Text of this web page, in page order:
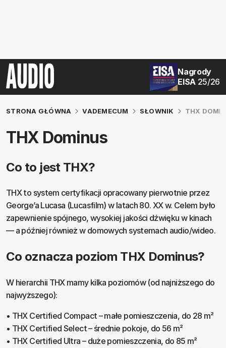
Nagrody
EISA 25/26
STRONA GŁÓWNA VADEMECUM SŁOWNIK THX
THX Dominus
Co to jest THX?
THX to system certyfikacji opracowany pierwotnie przez
George’a Lucasa (Lucasfilm) w latach 80. XX w. Celem było
zapewnienie spójnego, wysokiej jakości dźwięku w kinach
— a później również w domowych systemach audio/wideo.
Co oznacza poziom THX Dominus?
W hierarchii THX mamy kilka poziomów (od najniższego do
najwyższego):
• THX Certified Compact – małe pomieszczenia, do 28 m²
• THX Certified Select – średnie pokoje, do 56 m²
• THX Certified Ultra – duże pomieszczenia, do 85 m²